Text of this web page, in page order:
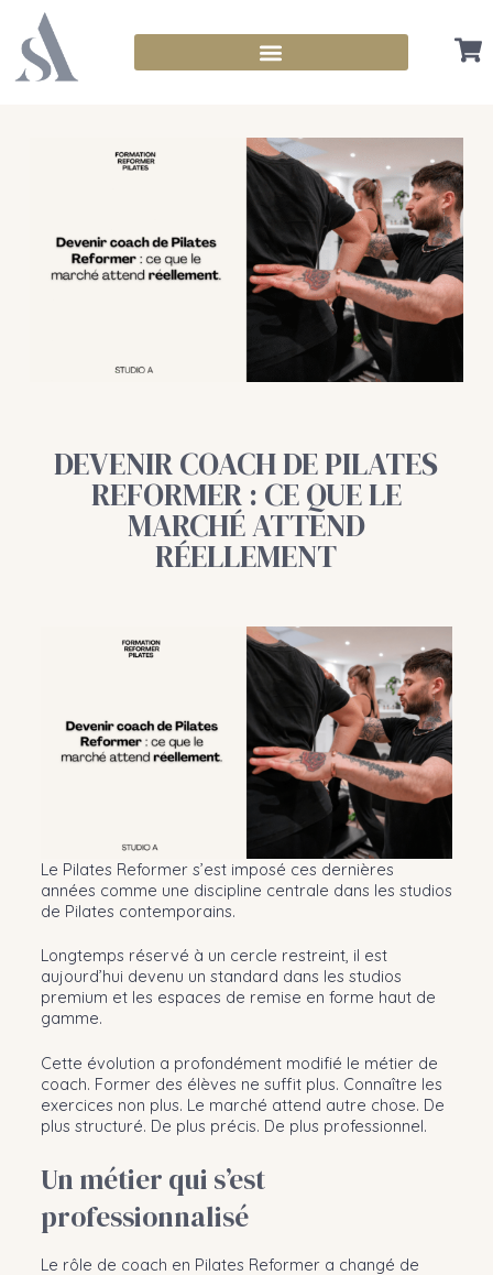
DEVENIR COACH DE PILATES
REFORMER : CE QUE LE
MARCHÉ ATTEND
RÉELLEMENT
Le Pilates Reformer s’est imposé ces dernières
années comme une discipline centrale dans les studios
de Pilates contemporains.
Longtemps réservé à un cercle restreint, il est
aujourd’hui devenu un standard dans les studios
premium et les espaces de remise en forme haut de
gamme.
Cette évolution a profondément modifié le métier de
coach. Former des élèves ne suffit plus. Connaître les
exercices non plus. Le marché attend autre chose. De
plus structuré. De plus précis. De plus professionnel.
Un métier qui s’est
professionnalisé
Le rôle de coach en Pilates Reformer a changé de